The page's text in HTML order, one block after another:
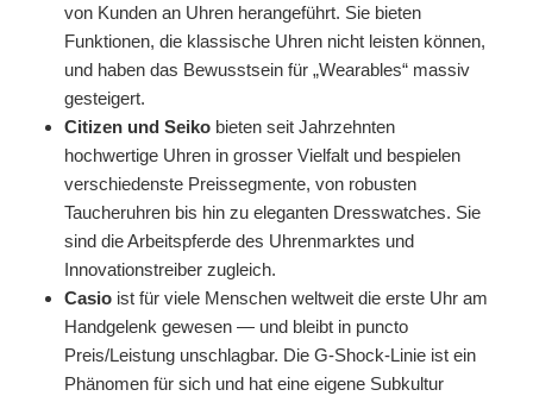
von Kunden an Uhren herangeführt. Sie bieten
Funktionen, die klassische Uhren nicht leisten können,
und haben das Bewusstsein für „Wearables“ massiv
gesteigert.
Citizen und Seiko bieten seit Jahrzehnten
hochwertige Uhren in grosser Vielfalt und bespielen
verschiedenste Preissegmente, von robusten
Taucheruhren bis hin zu eleganten Dresswatches. Sie
sind die Arbeitspferde des Uhrenmarktes und
Innovationstreiber zugleich.
Casio ist für viele Menschen weltweit die erste Uhr am
Handgelenk gewesen — und bleibt in puncto
Preis/Leistung unschlagbar. Die G-Shock-Linie ist ein
Phänomen für sich und hat eine eigene Subkultur